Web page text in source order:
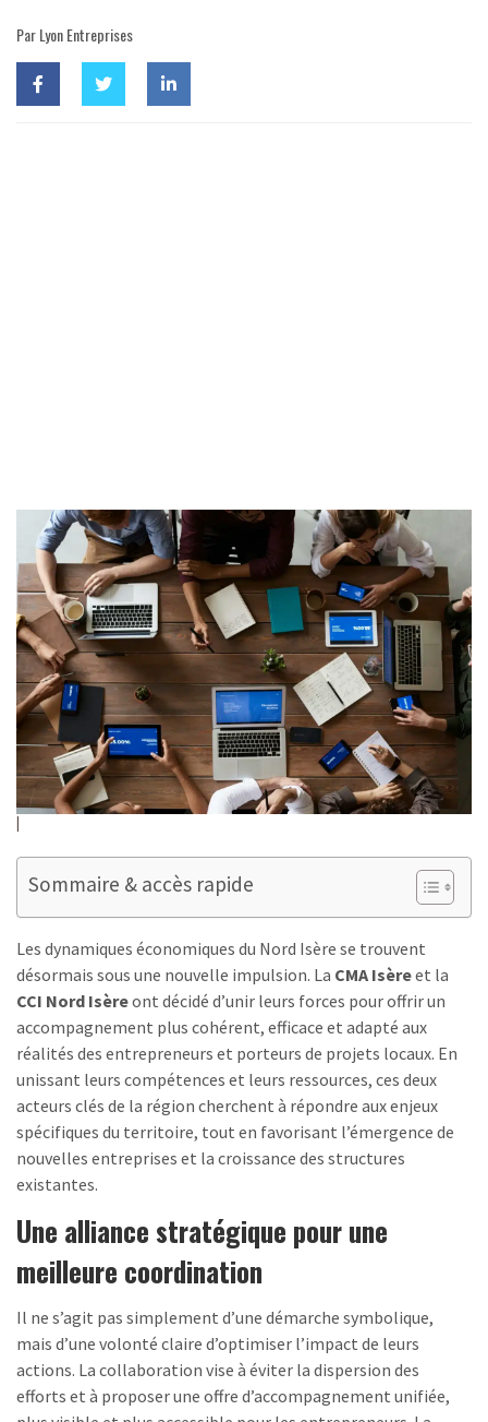
Par Lyon Entreprises
Sommaire & accès rapide
Les dynamiques économiques du Nord Isère se trouvent
désormais sous une nouvelle impulsion. La CMA Isèreet la
CCI Nord Isèreont décidé d’unir leurs forces pour offrir un
accompagnement plus cohérent, efficace et adapté aux
réalités des entrepreneurs et porteurs de projets locaux. En
unissant leurs compétences et leurs ressources, ces deux
acteurs clés de la région cherchent à répondre aux enjeux
spécifiques du territoire, tout en favorisant l’émergence de
nouvelles entreprises et la croissance des structures
existantes.
Une alliance stratégique pour une
meilleure coordination
Il ne s’agit pas simplement d’une démarche symbolique,
mais d’une volonté claire d’optimiser l’impact de leurs
actions. La collaboration vise à éviter la dispersion des
efforts et à proposer une offre d’accompagnement unifiée,